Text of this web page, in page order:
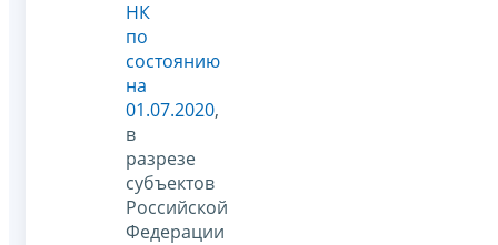
НК
по
состоянию
на
01.07.2020,
в
разрезе
субъектов
Российской
Федерации